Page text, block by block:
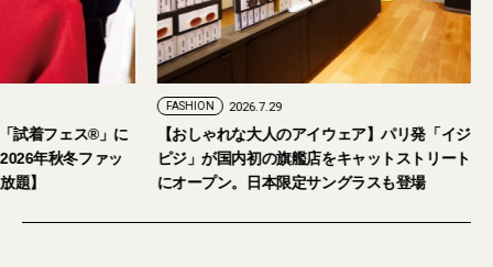
2026年9月5日・6日開催。「試着フェス®︎」に
読者の皆さまをご招待。【2026年秋冬ファッ
ション＆美容アイテム試し放題】
【おしゃれな大人
ピジ」が国内初の
にオープン。日本